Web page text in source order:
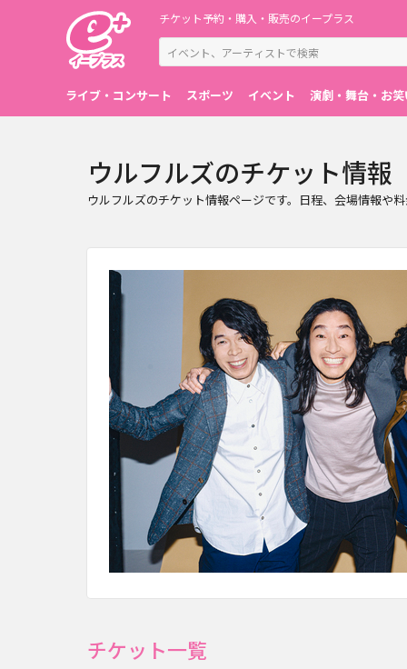
チケット予約・購入・販売のイープラス
ライブ・コンサート スポーツ イベント 演劇・舞台・お
ウルフルズのチケット情報
ウルフルズのチケット情報ページです。日程、会場情報や
チケット一覧